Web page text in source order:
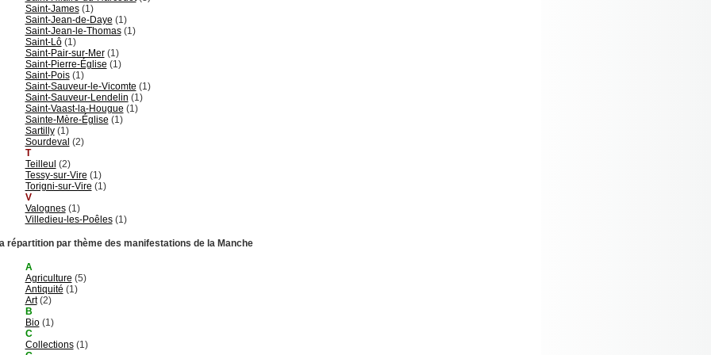
Saint-James(1)
Saint-Jean-de-Daye (1)
Saint-Jean-le-Thomas(1)
Saint-Lô(1)
Saint-Pair-sur-Mer(1)
Saint-Pierre-Église (1)
Saint-Pois(1)
Saint-Sauveur-le-Vicomte (1)
Saint-Sauveur-Lendelin (1)
Saint-Vaast-la-Hougue (1)
Sainte-Mère-Église (1)
Sartilly(1)
Sourdeval (2)
T
Teilleul (2)
Tessy-sur-Vire (1)
Torigni-sur-Vire (1)
V
Valognes(1)
Villedieu-les-Poêles(1)
répartition par thème des manifestations de la Manche
A
Agriculture (5)
Antiquité (1)
Art(2)
B
Bio(1)
C
Collections(1)